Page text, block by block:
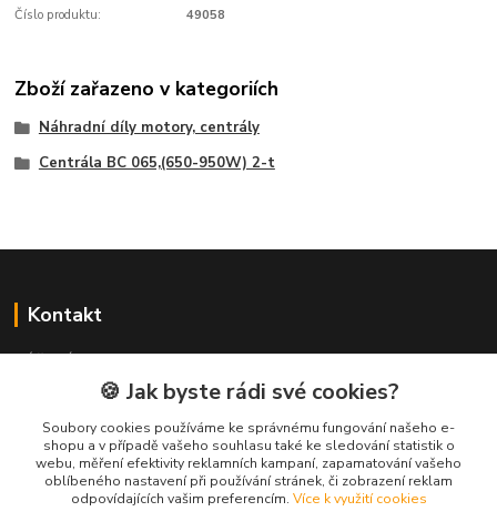
Číslo produktu: 49058
Zboží zařazeno v kategoriích
Náhradní díly motory, centrály
Centrála BC 065,(650-950W) 2-t
Kontakt
+420 481 621 329
centraly@enhlava.cz
🍪 Jak byste rádi své cookies?
Soubory cookies používáme ke správnému fungování našeho e-
shopu a v případě vašeho souhlasu také ke sledování statistik o
webu, měření efektivity reklamních kampaní, zapamatování vašeho
oblíbeného nastavení při používání stránek, či zobrazení reklam
odpovídajících vašim preferencím. Více k využití cookies